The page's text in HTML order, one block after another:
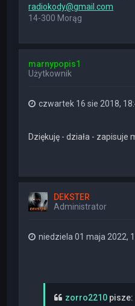
radiokody@gmail.com
14-300 Morąg
marnypopis1
Użytkownik
czwartek 16 sie 2018,
Dziękuję - działa - zapisuje
DEKSTER
Administrator
niedziela 01 maja 2022,
zorro2210 pisze: